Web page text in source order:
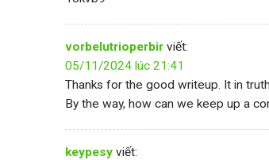
vorbelutrioperbir viết:
05/11/2024 lúc 21:41
Thanks for the good writeup. It in
By the way, how can we keep up a
keypesy viết: